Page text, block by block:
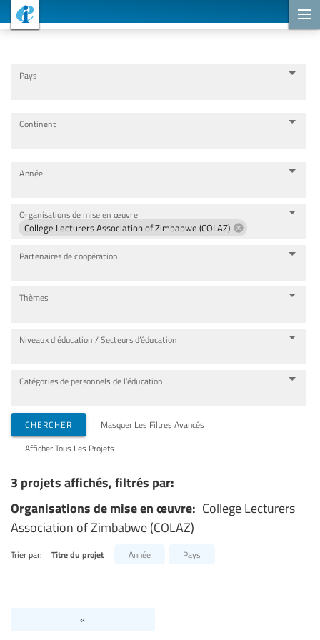
Pays
Continent
Année
Organisations de mise en œuvre
College Lecturers Association of Zimbabwe (COLAZ)
Partenaires de coopération
Thèmes
Niveaux d’éducation / Secteurs d’éducation
Catégories de personnels de l’éducation
CHERCHER Masquer Les Filtres Avancés
Afficher Tous Les Projets
3 projets affichés, filtrés par:
Organisations de mise en œuvre: College Lecturers
Association of Zimbabwe (COLAZ)
Trier par: Titre du projet Année Pays
«